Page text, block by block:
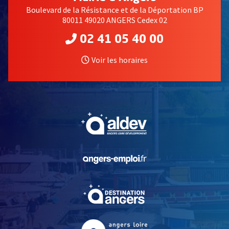
Boulevard de la Résistance et de la Déportation BP
80011 49020 ANGERS Cedex 02
02 41 05 40 00
Voir les horaires
, Ouvre une nouvelle
, Ouvre une nouvelle